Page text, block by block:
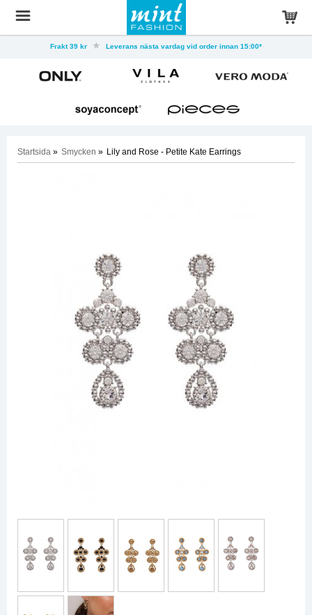
Frakt 39 kr Leverans nästa vardag vid order innan 15:00*
Startsida » Smycken » Lily and Rose - Petite Kate Earrings